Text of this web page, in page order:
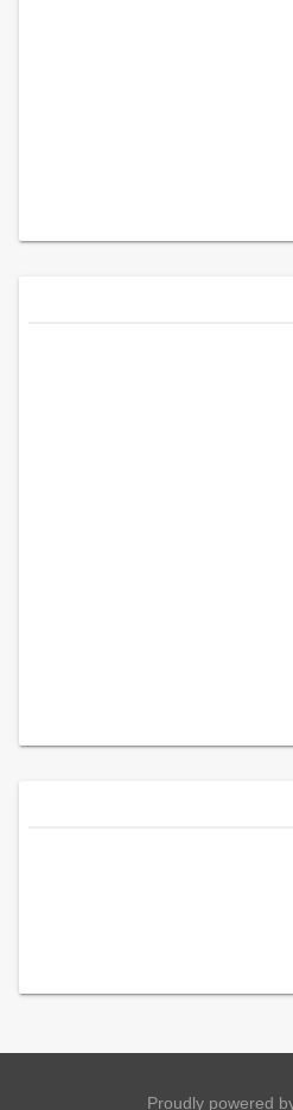
Proudly powered